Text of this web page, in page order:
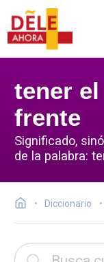
tener
frente
Significado,
de la palabra:
Diccionario